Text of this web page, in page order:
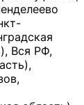
Вся РФ,